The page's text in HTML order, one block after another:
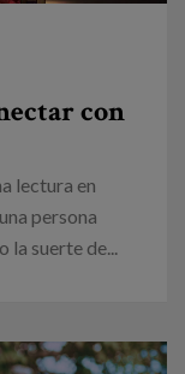
con
lectura en
persona
la suerte de...